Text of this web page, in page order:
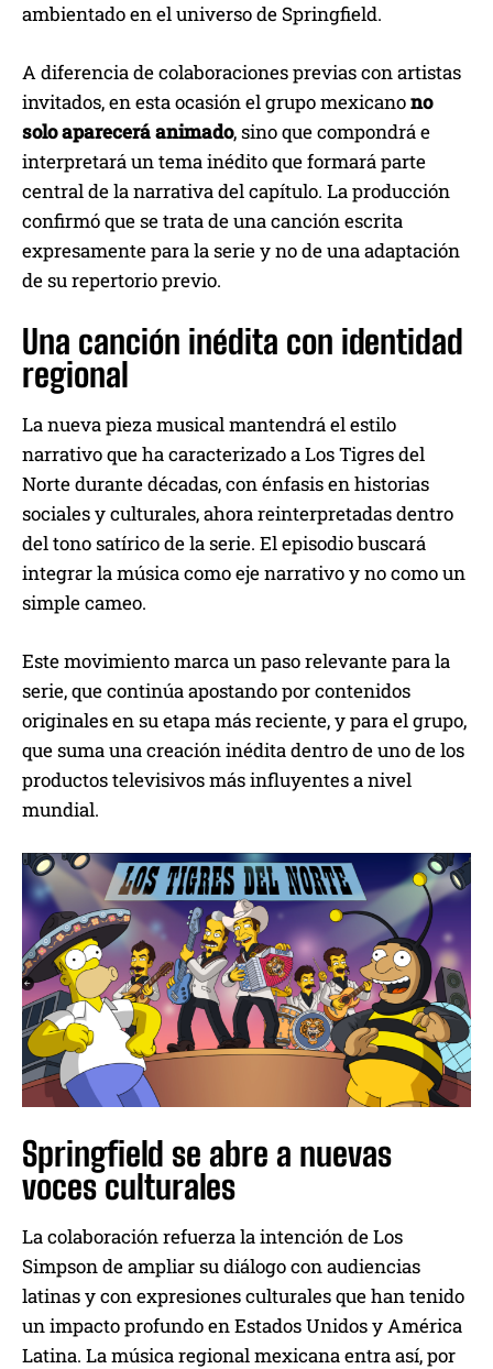
ambientado en el universo de Springfield.
A diferencia de colaboraciones previas con artistas
invitados, en esta ocasión el grupo mexicanono
solo aparecerá animado, sino que compondrá e
interpretará un tema inédito que formará parte
central de la narrativa del capítulo. La producción
confirmó que se trata de una canción escrita
expresamente para la serie y no de una adaptación
de su repertorio previo.
Una canción inédita con identidad
regional
La nueva pieza musical mantendrá el estilo
narrativo que ha caracterizado a Los Tigres del
Norte durante décadas, con énfasis en historias
sociales y culturales, ahora reinterpretadas dentro
del tono satírico de la serie. El episodio buscará
integrar la música como eje narrativo y no como un
simple cameo.
Este movimiento marca un paso relevante para la
serie, que continúa apostando por contenidos
originales en su etapa más reciente, y para el grupo,
que suma una creación inédita dentro de uno de los
productos televisivos más influyentes a nivel
mundial.
Springfield se abre a nuevas
voces culturales
La colaboración refuerza la intención de Los
Simpson de ampliar su diálogo con audiencias
latinas y con expresiones culturales que han tenido
un impacto profundo en Estados Unidos y América
Latina. La música regional mexicana entra así, por